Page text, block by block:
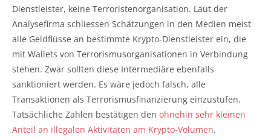
Dienstleister, keine Terroristenorganisation. Laut der
Analysefirma schliessen Schätzungen in den Medien meist
alle Geldflüsse an bestimmte Krypto-Dienstleister ein, die
mit Wallets von Terrorismusorganisationen in Verbindung
stehen. Zwar sollten diese Intermediäre ebenfalls
sanktioniert werden. Es wäre jedoch falsch, alle
Transaktionen als Terrorismusfinanzierung einzustufen.
Tatsächliche Zahlen bestätigen den ohnehin sehr kleinen
Anteil an illegalen Aktivitäten am Krypto-Volumen.